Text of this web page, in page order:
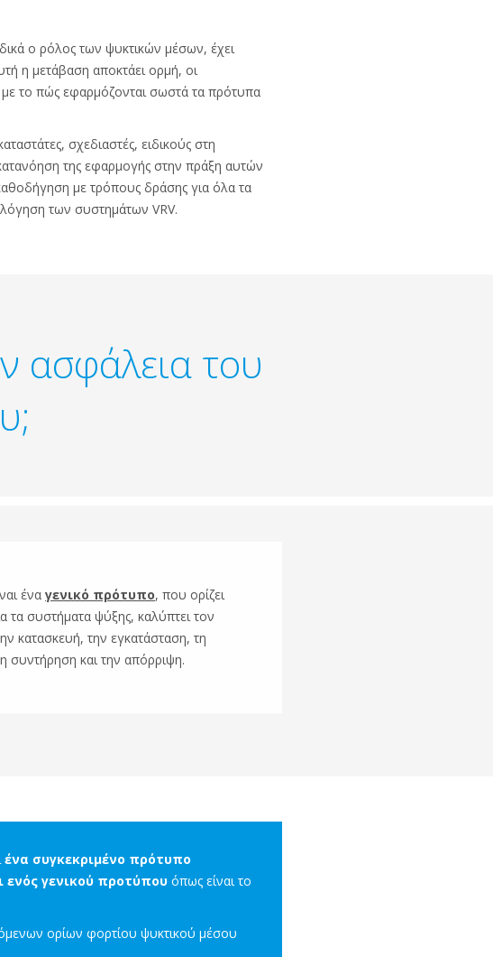
ο ρόλος των ψυκτικών μέσων, έχει
η μετάβαση αποκτάει ορμή, οι
με το πώς εφαρμόζονται σωστά τα πρότυπα
σχεδιαστές, ειδικούς στη
της εφαρμογής στην πράξη αυτών
με τρόπους δράσης για όλα τα
των συστημάτων VRV.
ασφάλεια του
ένα γενικό πρότυπο, που ορίζει
τα συστήματα ψύξης, καλύπτει τον
κατασκευή, την εγκατάσταση, τη
συντήρηση και την απόρριψη.
ένα συγκεκριμένο πρότυπο
ενός γενικού προτύπουόπως είναι το
ορίων φορτίου ψυκτικού μέσου